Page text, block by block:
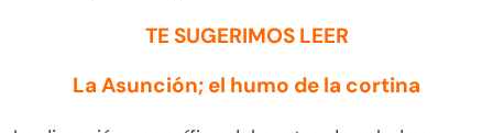
TE SUGERIMOS LEER
La Asunción; el humo de la cortina